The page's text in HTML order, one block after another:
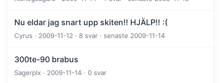
Nu eldar jag snart upp skiten!! HJÄLP!! :(
Cyrus · 2009-11-12 · 8 svar · senaste 2009-11-14
300te-90 brabus
Sagerplx · 2009-11-14 · 0 svar